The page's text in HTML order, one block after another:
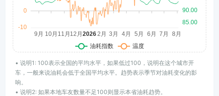
• 说明1: 100表示全国的平均水平，如果低过100，说明在这个城市开
车，一般来说油耗会低于全国平均水平。趋势表示季节对油耗变化的影
响。
• 说明2: 如果本地车友数量不足100则显示本省油耗趋势。